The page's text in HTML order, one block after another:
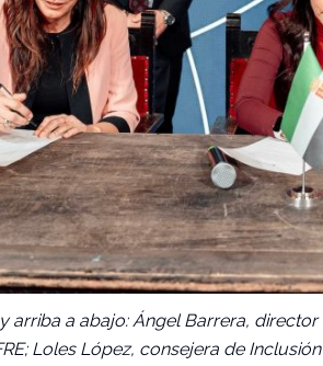
arriba a abajo: Ángel Barrera,
Loles López, consejera de